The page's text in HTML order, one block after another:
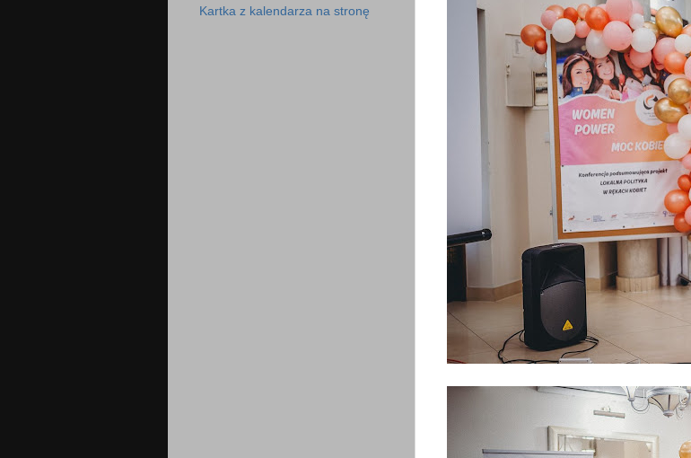
Kartka z kalendarza na stronę